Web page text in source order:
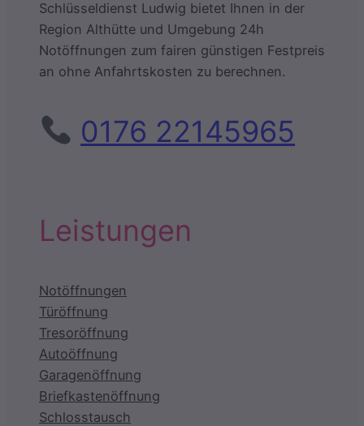
Schlüsseldienst Ludwig bietet Ihnen in der
Region Althütte und Umgebung 24h
Notöffnungen zum fairen günstigen Festpreis
an ohne Anfahrtskosten zu berechnen.
0176 22145965
Leistungen
Notöffnungen
Türöffnung
Tresoröffnung
Autoöffnung
Garagenöffnung
Briefkastenöffnung
Schlosstausch